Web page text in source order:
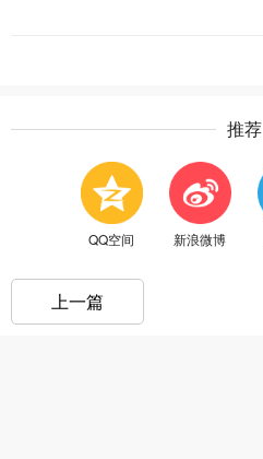
推荐
QQ空间 新浪微博
上一篇